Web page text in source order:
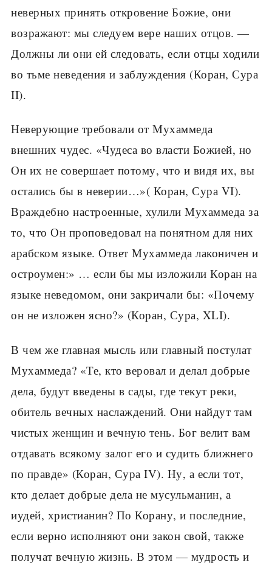
неверных принять откровение Божие, они
возражают: мы следуем вере наших отцов. —
Должны ли они ей следовать, если отцы ходили
во тьме неведения и заблуждения (Коран, Сура
II).
Неверующие требовали от Мухаммеда
внешних чудес. «Чудеса во власти Божией, но
Он их не совершает потому, что и видя их, вы
остались бы в неверии…»( Коран, Сура VI).
Враждебно настроенные, хулили Мухаммеда за
то, что Он проповедовал на понятном для них
арабском языке. Ответ Мухаммеда лаконичен и
остроумен:» … если бы мы изложили Коран на
языке неведомом, они закричали бы: «Почему
он не изложен ясно?» (Коран, Сура, XLI).
В чем же главная мысль или главный постулат
Мухаммеда? «Те, кто веровал и делал добрые
дела, будут введены в сады, где текут реки,
обитель вечных наслаждений. Они найдут там
чистых женщин и вечную тень. Бог велит вам
отдавать всякому залог его и судить ближнего
по правде» (Коран, Сура IV). Ну, а если тот,
кто делает добрые дела не мусульманин, а
иудей, христианин? По Корану, и последние,
если верно исполняют они закон свой, также
получат вечную жизнь. В этом — мудрость и